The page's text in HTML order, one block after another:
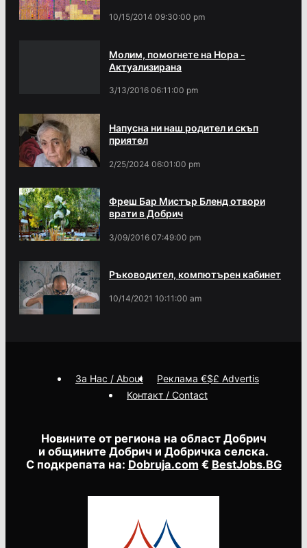
10/15/2014 09:30:00 pm
Молим, помогнете на Нора -
Актуализирана
3/13/2016 06:11:00 pm
Напусна ни наш родител и скъп
приятел
2/25/2024 06:01:00 pm
Фреш Бар Мистър Бленд отвори
врати в Добрич
3/09/2016 07:49:00 pm
Ръководител, компютърен кабинет
10/14/2021 10:11:00 am
Новините от региона на област Добрич
и общините Добрич и Добричка селска.
С подкрепата на: Dobruja.com € BestJobs.BG
За Нас / About
Реклама €$£ Advertis
Контакт / Contact